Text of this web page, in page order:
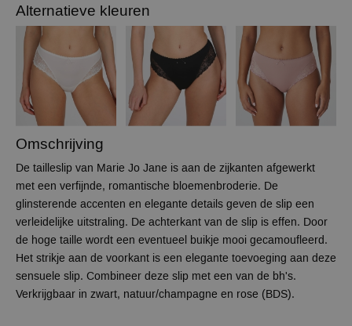
Alternatieve kleuren
Omschrijving
De tailleslip van Marie Jo Jane is aan de zijkanten afgewerkt
met een verfijnde, romantische bloemenbroderie. De
glinsterende accenten en elegante details geven de slip een
verleidelijke uitstraling. De achterkant van de slip is effen. Door
de hoge taille wordt een eventueel buikje mooi gecamoufleerd.
Het strikje aan de voorkant is een elegante toevoeging aan deze
sensuele slip. Combineer deze slip met een van de bh's.
Verkrijgbaar in zwart, natuur/champagne en rose (BDS).